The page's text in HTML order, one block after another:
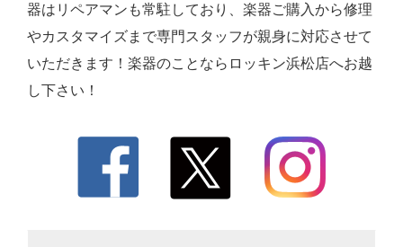
器はリペアマンも常駐しており、楽器ご購入から修理
やカスタマイズまで専門スタッフが親身に対応させて
いただきます！楽器のことならロッキン浜松店へお越
し下さい！